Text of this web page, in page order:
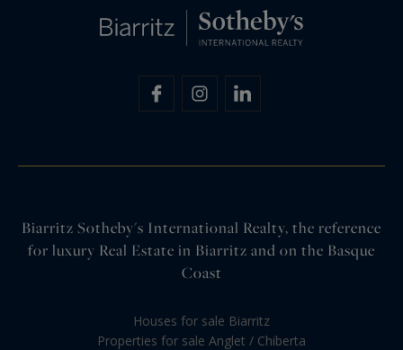
Biarritz Sotheby's International Realty, the reference
for luxury Real Estate in Biarritz and on the Basque
Coast
Houses for sale Biarritz
Properties for sale Anglet / Chiberta